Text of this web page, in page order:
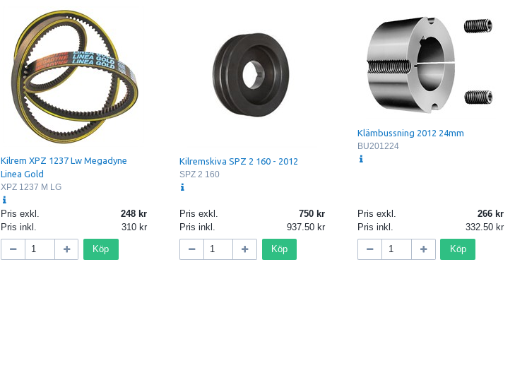
Kilrem XPZ 1237 Lw Megadyne
Linea Gold
XPZ 1237 M LG
Pris exkl.
248
Pris inkl.
310
Köp
Kilremskiva SPZ 2 160 - 2012
SPZ 2 160
Pris exkl.
750
Pris inkl.
937.50
Köp
Klämbussning 2012 24mm
BU201224
Pris exkl.
266
Pris inkl.
332.50
Köp